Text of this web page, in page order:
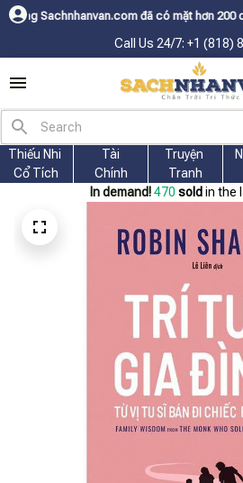
đã có mặt hơn 200 quốc gia như
Call Us 24/7: +1 (818)
Thiếu Nhi
Cổ Tích
Tài
Chính
Truyện
Tranh
In demand! 470 sold in the